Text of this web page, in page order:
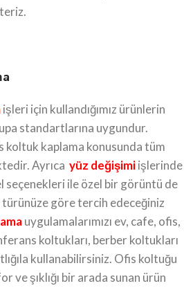
işleri için kullandığımız ürünlerin
standartlarına uygundur.
koltuk kaplama konusunda tüm
Ayrıca yüz değişimiişlerinde
seçenekleri ile özel bir görüntü de
türünüze göre tercih edeceğiniz
uygulamalarımızı ev, cafe, ofis,
koltukları, berber koltukları
kullanabilirsiniz. Ofis koltuğu
ve şıklığı bir arada sunan ürün